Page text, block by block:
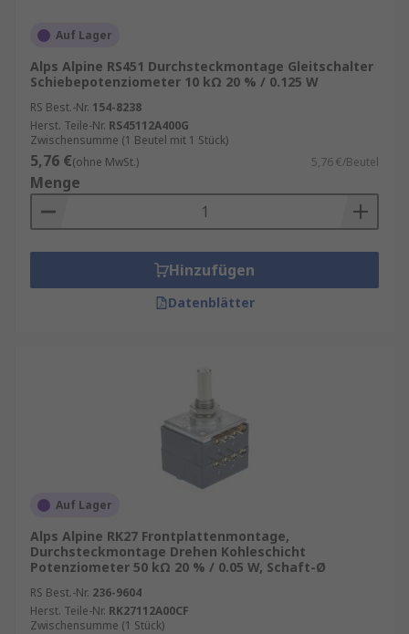
Auf Lager
Alps Alpine RS451 Durchsteckmontage Gleitschalter
Schiebepotenziometer 10 kΩ 20 % / 0.125 W
RS Best.-Nr. 154-8238
Herst. Teile-Nr. RS45112A400G
Zwischensumme (1 Beutel mit 1 Stück)
5,76 €(ohne MwSt.) 5,76 €/Beutel
Menge
Hinzufügen
Datenblätter
Auf Lager
Alps Alpine RK27 Frontplattenmontage,
Durchsteckmontage Drehen Kohleschicht
Potenziometer 50 kΩ 20 % / 0.05 W, Schaft-Ø
RS Best.-Nr. 236-9604
Herst. Teile-Nr. RK27112A00CF
Zwischensumme (1 Stück)